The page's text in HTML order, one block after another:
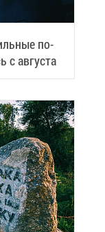
по­
с ав­гу­ста